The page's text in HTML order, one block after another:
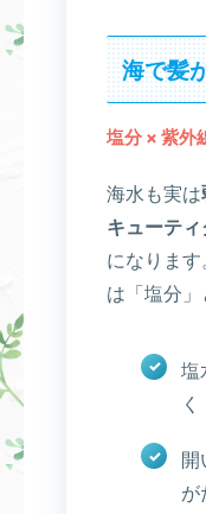
海で髪
塩分 × 紫外
海水も実は
キューテ
になりま
は「塩分」
塩
く
開
が